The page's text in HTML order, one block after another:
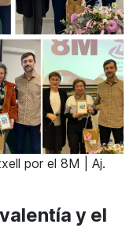
por el 8M | Aj.
y el